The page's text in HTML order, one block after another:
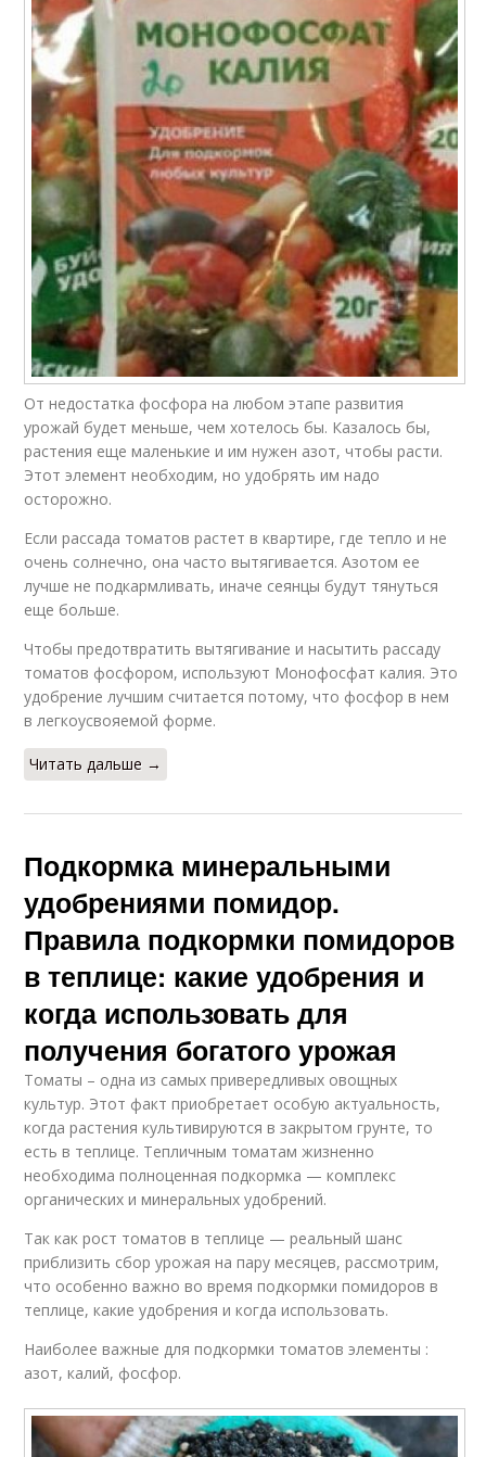
От недостатка фосфора на любом этапе развития
урожай будет меньше, чем хотелось бы. Казалось бы,
растения еще маленькие и им нужен азот, чтобы расти.
Этот элемент необходим, но удобрять им надо
осторожно.
Если рассада томатов растет в квартире, где тепло и не
очень солнечно, она часто вытягивается. Азотом ее
лучше не подкармливать, иначе сеянцы будут тянуться
еще больше.
Чтобы предотвратить вытягивание и насытить рассаду
томатов фосфором, используют Монофосфат калия. Это
удобрение лучшим считается потому, что фосфор в нем
в легкоусвояемой форме.
Читать дальше →
Подкормка минеральными
удобрениями помидор.
Правила подкормки помидоров
в теплице: какие удобрения и
когда использовать для
получения богатого урожая
Томаты – одна из самых привередливых овощных
культур. Этот факт приобретает особую актуальность,
когда растения культивируются в закрытом грунте, то
есть в теплице. Тепличным томатам жизненно
необходима полноценная подкормка — комплекс
органических и минеральных удобрений.
Так как рост томатов в теплице — реальный шанс
приблизить сбор урожая на пару месяцев, рассмотрим,
что особенно важно во время подкормки помидоров в
теплице, какие удобрения и когда использовать.
Наиболее важные для подкормки томатов элементы :
азот, калий, фосфор.